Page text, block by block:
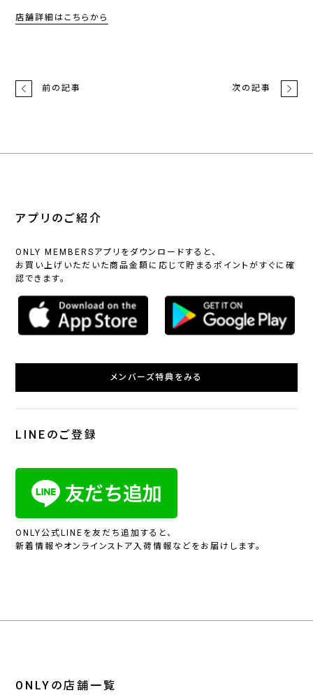
店舗詳細はこちらから
前の記事 次の記事
アプリのご紹介
ONLY MEMBERSアプリをダウンロードすると、
お買い上げいただいた商品金額に応じて貯まるポイントがすぐに確
認できます。
メンバーズ特典をみる
LINEのご登録
ONLY公式LINEを友だち追加すると、
新着情報やオンラインストア入荷情報などをお届けします。
ONLYの店舗一覧